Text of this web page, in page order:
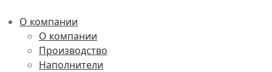
О компании
О компании
Производство
Наполнители